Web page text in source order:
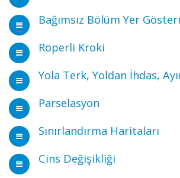
Bağımsız Bölüm Yer
Röperli Kroki
Yola Terk, Yoldan İhdas,
Parselasyon
Sınırlandırma Haritaları
Cins Değişikliği